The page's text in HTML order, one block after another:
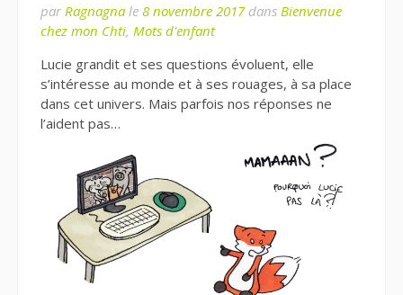
par Ragnagna le 8 novembre 2017dans Bienvenue
chez mon Chti, Mots d'enfant
Lucie grandit et ses questions évoluent, elle
s’intéresse au monde et à ses rouages, à sa place
dans cet univers. Mais parfois nos réponses ne
l’aident pas…